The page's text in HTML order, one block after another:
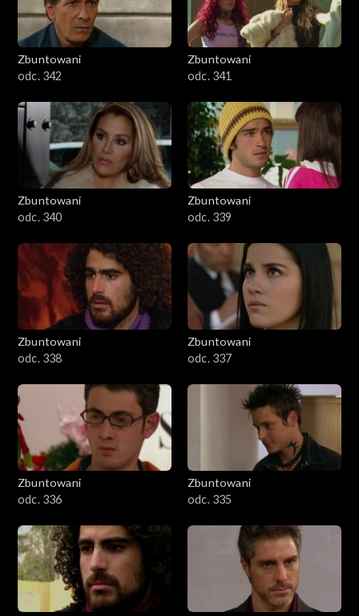
Zbuntowani
odc. 342
Zbuntowani
odc. 341
Zbuntowani
odc. 340
Zbuntowani
odc. 339
Zbuntowani
odc. 338
Zbuntowani
odc. 337
Zbuntowani
odc. 336
Zbuntowani
odc. 335